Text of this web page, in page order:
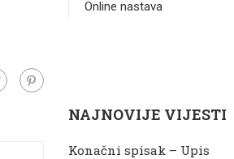
Online nastava
NAJNOVIJE VIJESTI
Konačni spisak – Upis